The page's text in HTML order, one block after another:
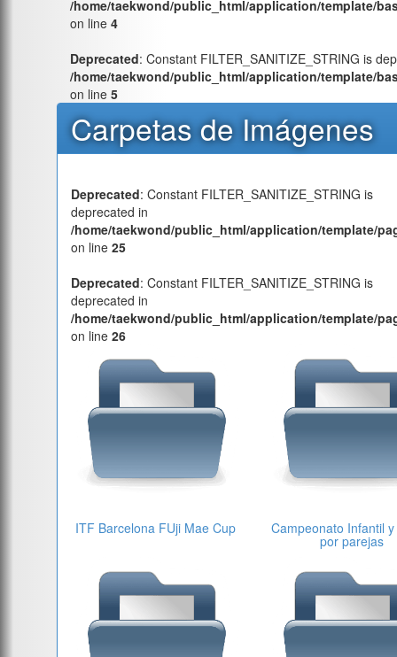
/home/taekwond/public_html/application/template/
on line 4
Deprecated: Constant FILTER_SANITIZE_STRING is
/home/taekwond/public_html/application/template/
on line 5
Carpetas de Imágenes
Deprecated: Constant FILTER_SANITIZE_STRING is
deprecated in
/home/taekwond/public_html/application/template/
on line 25
Deprecated: Constant FILTER_SANITIZE_STRING is
deprecated in
/home/taekwond/public_html/application/template/
on line 26
ITF Barcelona FUji Mae Cup Campeonato Infantil
por parejas